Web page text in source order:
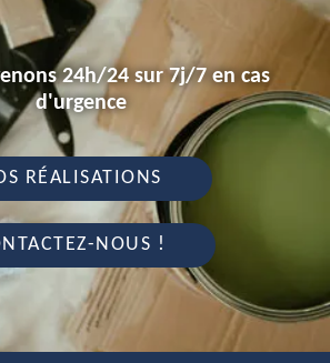
24h/24 sur 7j/7 en cas
d'urgence
RÉALISATIONS
NOUS !